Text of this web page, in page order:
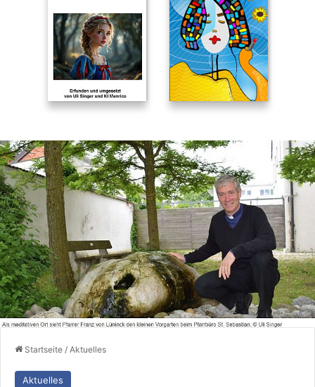
Startseite / Aktuelles
Aktuelles